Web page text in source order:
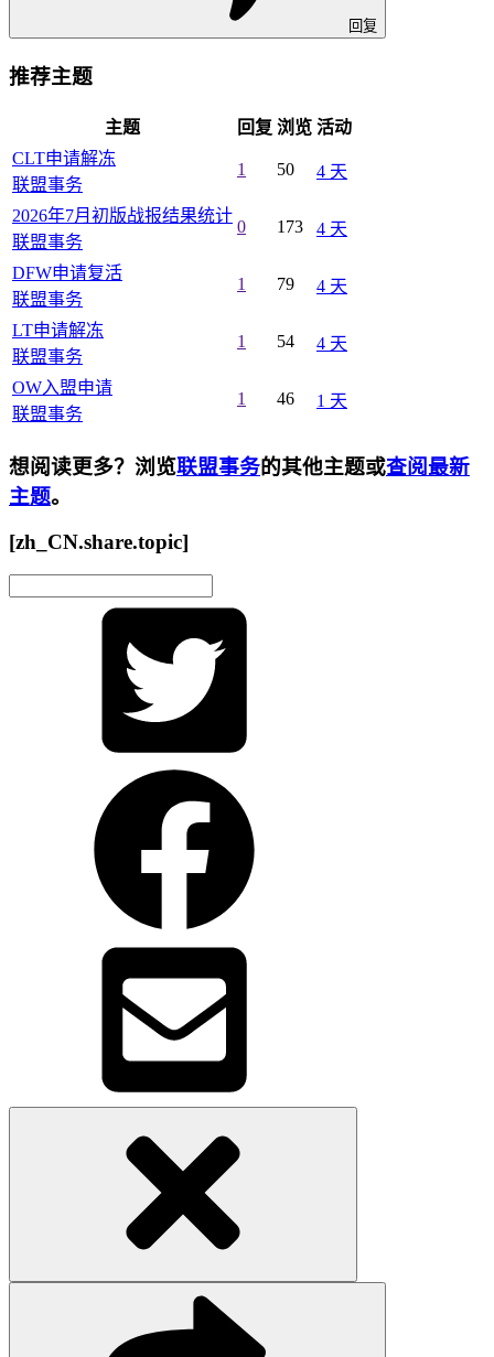
回复
推荐主题
主题 回复 浏览 活动
CLT申请解冻
联盟事务
1 50 4 天
2026年7月初版战报结果统计
联盟事务
0 173 4 天
DFW申请复活
联盟事务
1 79 4 天
LT申请解冻
联盟事务
1 54 4 天
OW入盟申请
联盟事务
1 46 1 天
想阅读更多？浏览联盟事务的其他主题或查阅最新
主题。
[zh_CN.share.topic]